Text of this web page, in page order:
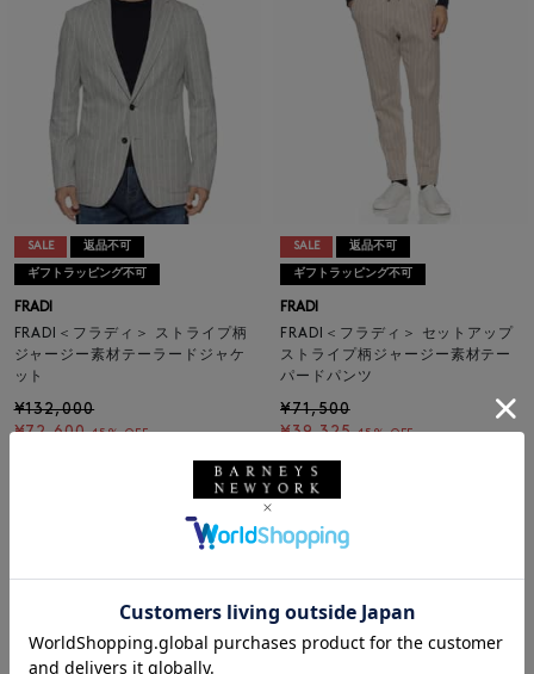
SALE 返品不可
ギフトラッピング不可
FRADI
FRADI＜フラディ＞ ストライプ柄
ジャージー素材テーラードジャケ
ット
¥132,000
¥72,600 45% OFF
SALE 返品不可
ギフトラッピング不可
FRADI
FRADI＜フラディ＞ セットアップ
ストライプ柄ジャージー素材テー
パードパンツ
¥71,500
¥39,325 45% OFF